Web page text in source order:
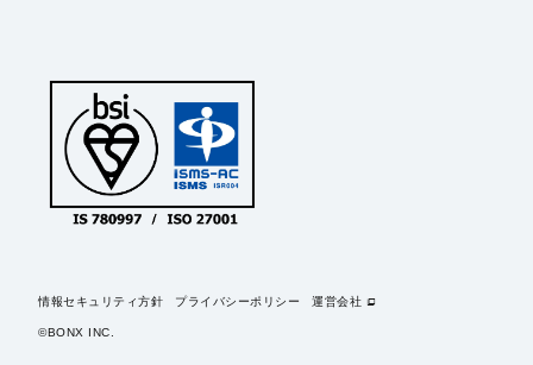
©BONX INC.
情報セキュリティ方針 プライバシーポリシー 運営会社